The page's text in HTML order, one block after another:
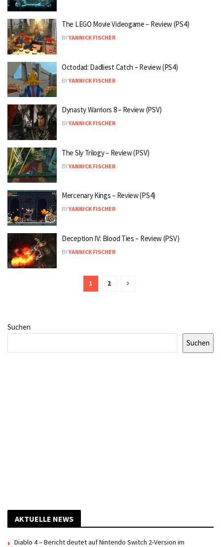
The LEGO Movie Videogame – Review (PS4)
BYYANNICK FISCHER
Octodad: Dadliest Catch – Review (PS4)
BYYANNICK FISCHER
Dynasty Warriors 8 – Review (PSV)
BYYANNICK FISCHER
The Sly Trilogy – Review (PSV)
BYYANNICK FISCHER
Mercenary Kings – Review (PS4)
BYYANNICK FISCHER
Deception IV: Blood Ties – Review (PSV)
BYYANNICK FISCHER
1 2
Suchen
Suchen
AKTUELLE NEWS
Diablo 4 – Bericht deutet auf Nintendo Switch 2-Version im